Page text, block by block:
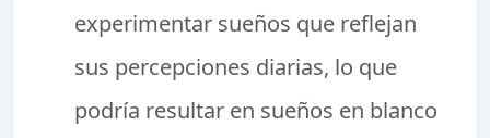
experimentar sueños que reflejan
sus percepciones diarias, lo que
podría resultar en sueños en blanco